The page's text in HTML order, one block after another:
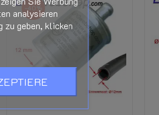
Seite
berechnet und ist dort sichtbar.
- Vogels VGI - Landi Renzo EVO
-40%
analysieren
zu geben, klicken